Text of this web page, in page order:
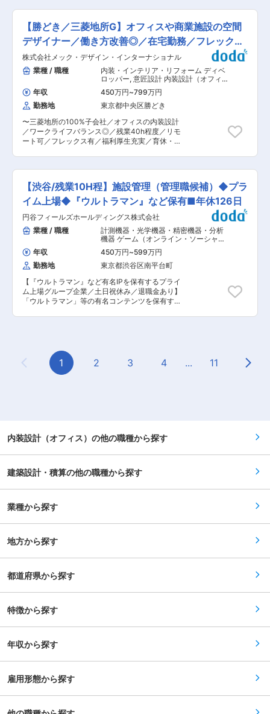
本社にて勤務頂き、研修・OJTを通じて業務のキ
ャッチアップを進めて頂きます。その後イトーキ
Chinaにて出向赴任いただきます。 在宅勤務やフ
レックスも活用しながら柔軟に働ける環境を整え
ております。 ■当社について： オフィス家具の
リーディングカンパニーとして創業130年の歴史
を誇るメーカーです。日本で先駆けてオフィスプ
ランニングセンターを開設し、明日の「働く」を
デザインしています。日本で屈指のABWデザイン
モデルを用いたオフィスは説得力のある高い満足
度を生み出しています。 ■出向先情報： ・企業
名：ITOKI China Holding Co., Ltd. ・住所：Unit
2704-07, tower 2, ganghui center, No.3,
200030 ・業務内容：オフィス家具の製造・販売
およびワークプレイス（空間）提案
な会社？どんな人が働いている？などよりリアル
な会社の雰囲気がわかる！「ご自身の思いを叶え
られる環境か」をぜひご覧ください！ ■業務概
要： オフィス内装のデザイン設計や改修工事、リ
ノベーションにかかわる設計業務について、ヒア
リング・デザイン〜コンペでの提案まで一貫して
お任せします。 ■具体的には： 【内装設計等】
・C工事設計デザイン（企画提案書）策定 ・法規
チェック作業（歩行距離、排煙、区画、簡易な防
災設備、避難安全検証の推測） ・サインデータ等
の作成 など 【オフィス内装以外の設計施工】 ・
テストキッチン、サウナ、ホテル改修、1棟リニ
ューアル、サーバールーム、LABO、共用部トイ
レ新設、診療所 ・共用部の内装更新工事（A工事)
など ■業務の流れ： （1）ヒアリング お客様か
ら希望の内装要件をヒアリングします （2）提案
（コンペでのプレゼン） （4）工事完了までの設
計業務 ☆★多様な価値観とベンチャーならでは
の成長環境×安定性★☆ ＜成長環境＞ 少数精鋭の
組織で、メンバーから発信される事象を風通し良
く取り入れていく風土です。創業3年目というこ
とで事業成長しているのはもちろん、会社の基盤
を作り上げるフェーズで働くことができます。 直
近では社員の声を受け、「Relife休暇」制度（平
日5日の休暇＋土日で9連休を取得できる制度）を
開始しました。 ＜安定性＞ 当社はオフィス移転
業界第4位の売上高企業のグループ会社です。 創
業20年ほどの歴史の中で得た知見や仕組みも活か
し、就業いただくことが出来ます。 ■当社につい
イン、内装・建築工事、監理、建築コンサルティ
目指しています。 変更の範囲：無
【勝どき／三菱地所G】オフィスや商業施設の空間
デザイナー／働き方改善◎／在宅勤務／フレックス
有
株式会社メック・デザイン・インターナショナル
業種 / 職種
内装・インテリア・リフォーム ディベ
ロッパー, 意匠設計 内装設計（オフィ
ス）
年収 450万円~799万円
勤務地
東京都中央区勝どき
〜三菱地所の100%子会社／オフィスの内装設計
／ワークライフバランス◎／残業40h程度／リモ
ート可／フレックス有／福利厚生充実／育休・産
ッショナル集団〜 ■職務内容： ・大企業オフィ
スのデザイン設計業務を担っているデザイン部に
て、内装デザイン設計の業務を社内デザイナーと
一緒になって担当して頂きます。クライアントに
対してデザインニーズを把握し提案を行い業務を
進めて行きます。 ・オフィスは50坪〜3000坪も
含めた全てを対応することもあります。 ・プロジ
ェクトのリーダーとして、インテリアデザイン、
進捗管理、収支管理、プロジェクトの全体を統括
するポジションです。 ■主なデザイン実績
（https://www.mecdesign.co.jp/）： オフィス系
実績：EGG（新丸の内ビルディング9F 貸室増床
プロジェクト）、丸の内永楽ビルディング 共用ラ
ウンジ、xLINK丸の内、東京センチュリー株式会
社 常盤橋タワーオフィス、など ■働き方： ・
評価制度は等級別の期待役割に即した行動の遂行
や貢献度に応じて評価に反映する制度です。 ・土
日祝休み（休日対応原則無し）、育休や産休の取
得実績◎、フレックス有、フリーアドレス制の導
となっております。幅広い年齢層のデザイナーが
（https://www.mecdesign.co.jp/）： 三菱地所の
子会社として１９７２年に誕生し、日本における
インテリアデザイン業界の先駆けとして多くの功
のオフィス、富裕層向けマンションなどのインテ
【渋谷/残業10H程】施設管理（管理職候補）◆プラ
イム上場◆『ウルトラマン』など保有■年休126日
円谷フィールズホールディングス株式会社
業種 / 職種
計測機器・光学機器・精密機器・分析
機器 ゲーム（オンライン・ソーシャ
ル）, 内装設計（オフィス） ビルマネ
ジメント（商業施設・店舗・オフィ
ス）
年収 450万円~599万円
勤務地
東京都渋谷区南平台町
【『ウルトラマン』など有名IPを保有するプライ
ム上場グループ企業／土日祝休み／退職金あり】
「ウルトラマン」等の有名コンテンツを保有する
理業務全般（設備保全、修繕対応、レイアウト変
更等） ◇本社、支社支店の施設工事に関する現場
対応 └社内の各種設備工事（レイアウト変更、
任せ ■採用背景： 今後、弊社が抱える子会社の
支店の施設管理のニーズの増加が想定されるた
め、この度総務部の中に、ファシリティマネジメ
アパス： 5〜6年後の近い将来的には、管理職と
ティ等の業務を行う部署です。 ◇円谷フィールズ
ホールディングスの他、フィールズをはじめとし
たグループ企業のサポートを行います。 ◇ファシ
のみ） その上位部署である総務部：人員15名
中途社員が多数在籍しており、オフィスはカジュ
アルな雰囲気です。 ◇人物重視の採用を行ってお
り、福利厚生が充実しているため、離職率は10％
月残業は10H程、年休126日（2025年度）とワー
す。 ■当社の魅力： 当社グループは、『ウルト
ラマン』など優良IP（知的財産）を多数保有して
おります。『ウルトラマン』のようにグローバル
企画・開発・流通など多角的に事業を推進してい
Previous Page
1 2 3 4 ... 11
内装設計（オフィス）の他の職種から探す
建築設計・積算の他の職種から探す
業種から探す
地方から探す
都道府県から探す
特徴から探す
年収から探す
雇用形態から探す